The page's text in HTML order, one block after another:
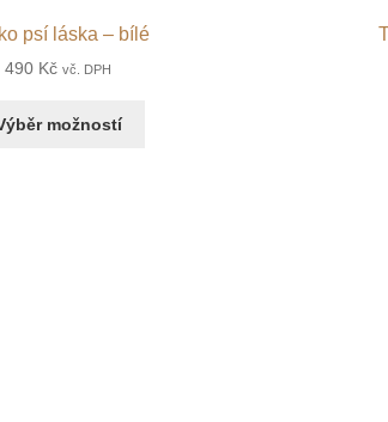
psí láska – bílé
490 Kč vč. DPH
možností